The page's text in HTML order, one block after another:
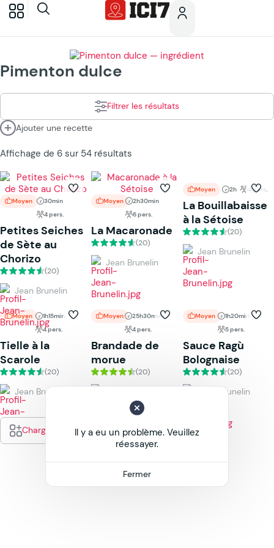
Pimenton dulce
Filtrer les résultats
Ajouter une recette
Affichage de 6 sur 54 résultats
Moyen
30min
4 pers.
Petites Seiches
de Sète au
Chorizo
(20)
Jean Brunelin
Moyen
2h30min
6 pers.
La Macaronade
(20)
Jean Brunelin
Moyen 2h 4 pers.
La Bouillabaisse
à la Sétoise
(20)
Jean Brunelin
Moyen
1h15min
4 pers.
Tielle à la
Scarole
(20)
Jean Brunelin
Moyen
25h30min
4 pers.
Brandade de
morue
(20)
Moyen
1h20min
5 pers.
Sauce Ragù
Bolognaise
(20)
Jean Brunelin
Charger plus
Il y a eu un problème. Veuillez
réessayer.
Fermer